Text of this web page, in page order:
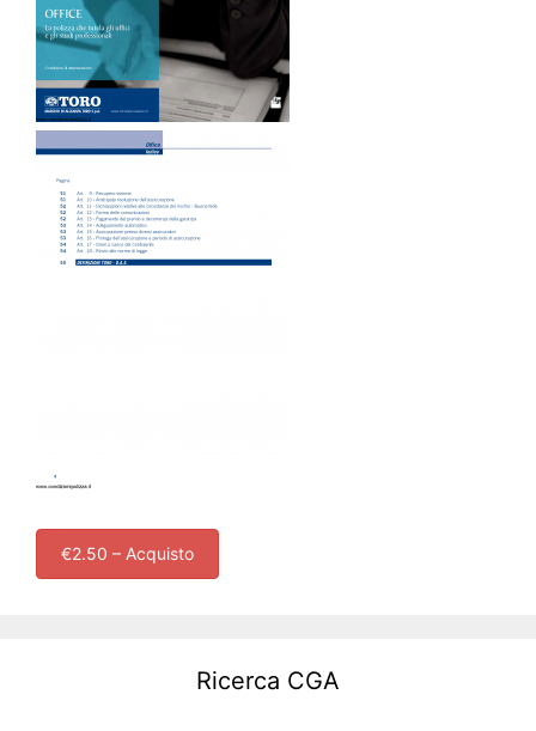
€2.50 – Acquisto
Ricerca CGA